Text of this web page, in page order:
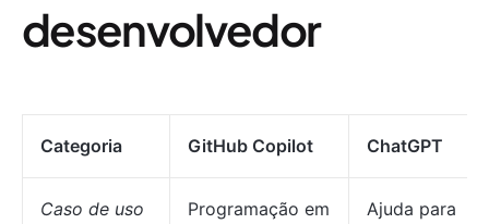
desenvolvedor
Categoria GitHub Copilot ChatGPT
Caso de uso
Programação em
Ajuda para